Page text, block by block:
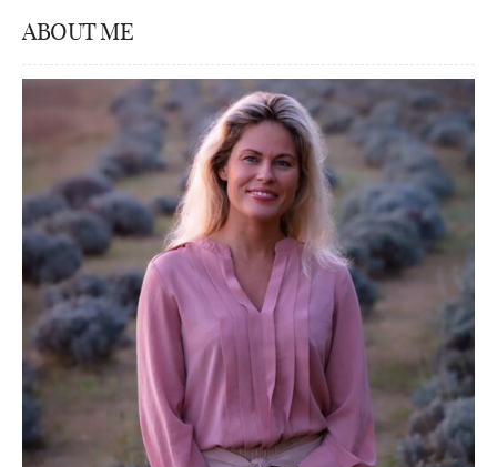
ABOUT ME